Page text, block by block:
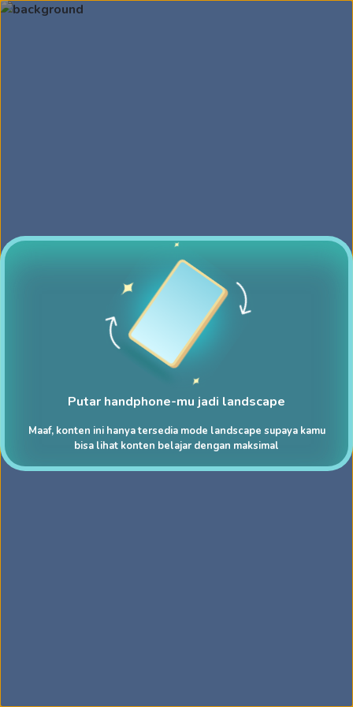
Putar handphone-mu jadi landscape
Maaf, konten ini hanya tersedia mode landscape supaya kamu
bisa lihat konten belajar dengan maksimal